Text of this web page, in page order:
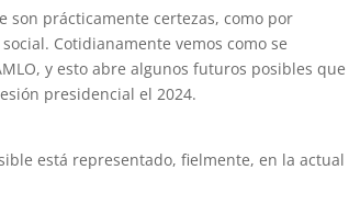
prácticamente certezas, como por
Cotidianamente vemos como se
y esto abre algunos futuros posibles que
presidencial el 2024.
está representado, fielmente, en la actual